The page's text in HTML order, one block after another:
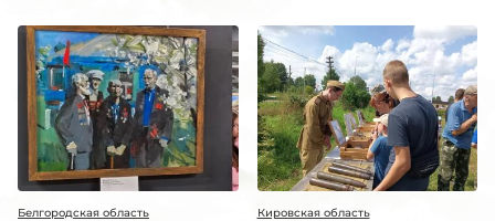
Белгородская область Кировская область